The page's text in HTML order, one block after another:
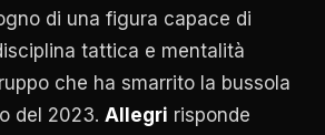
di una figura capace di
tattica e mentalità
che ha smarrito la bussola
del 2023. Allegri risponde